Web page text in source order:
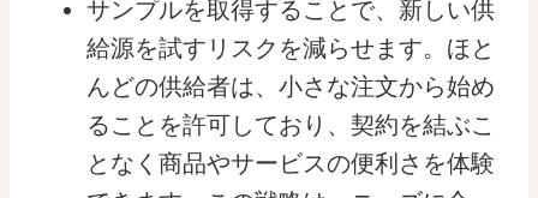
サンプルを取得することで、新しい供
給源を試すリスクを減らせます。ほと
んどの供給者は、小さな注文から始め
ることを許可しており、契約を結ぶこ
となく商品やサービスの便利さを体験